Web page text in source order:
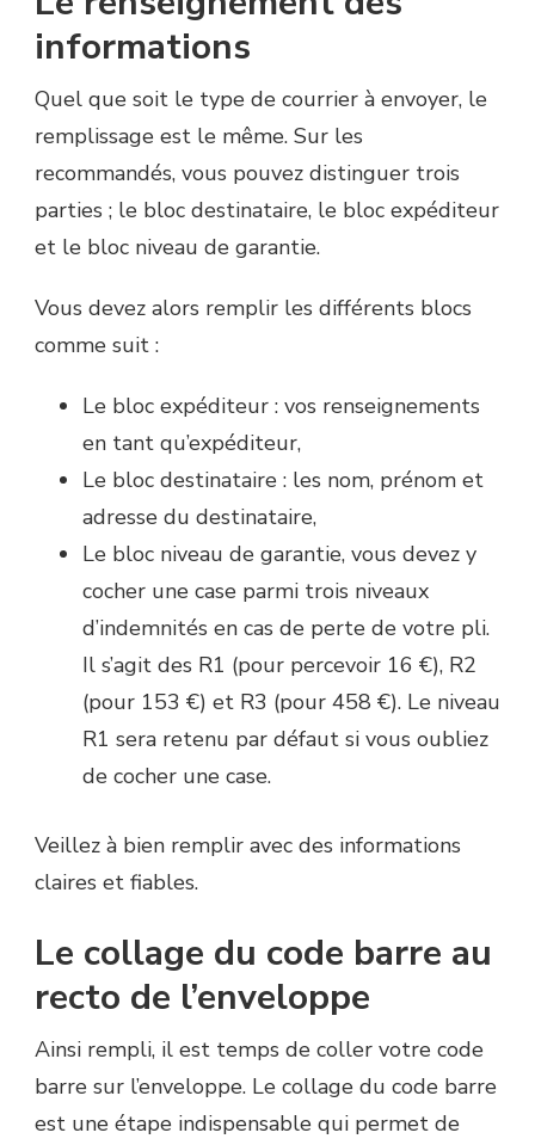
informations
Quel que soit le type de courrier à envoyer, le
remplissage est le même. Sur les
recommandés, vous pouvez distinguer trois
parties ; le bloc destinataire, le bloc expéditeur
et le bloc niveau de garantie.
Vous devez alors remplir les différents blocs
comme suit :
Le bloc expéditeur : vos renseignements
en tant qu’expéditeur,
Le bloc destinataire : les nom, prénom et
adresse du destinataire,
Le bloc niveau de garantie, vous devez y
cocher une case parmi trois niveaux
d’indemnités en cas de perte de votre pli.
Il s’agit des R1 (pour percevoir 16 €), R2
(pour 153 €) et R3 (pour 458 €). Le niveau
R1 sera retenu par défaut si vous oubliez
de cocher une case.
Veillez à bien remplir avec des informations
claires et fiables.
Le collage du code barre au
recto de l’enveloppe
Ainsi rempli, il est temps de coller votre code
barre sur l’enveloppe. Le collage du code barre
est une étape indispensable qui permet de